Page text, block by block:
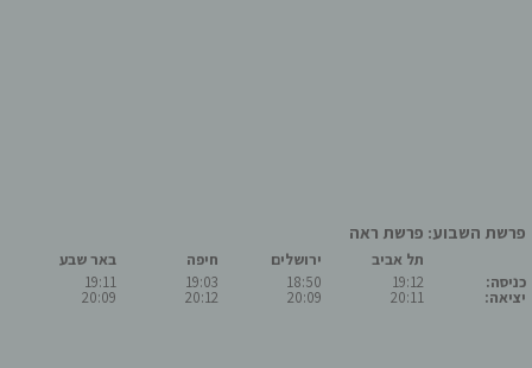
פרשת השבוע: פרשת ראה
כניסה:
יציאה:
תל אביב
19:12
20:11
ירושלים
18:50
20:09
חיפה
19:03
20:12
באר שבע
19:11
20:09